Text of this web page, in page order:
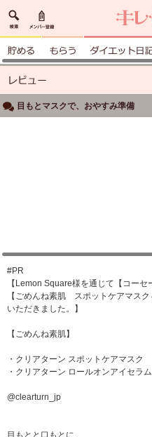
目もとマスクで、おやすみ準備
#PR
【Lemon Square様を通じて【コー
【ごめんね素肌 スポットケアマス
いただきました。】
【ごめんね素肌】
・クリアターン スポットケアマスク
・クリアターン ロールオンアイセラム
@clearturn_jp
目もとと口もとに、